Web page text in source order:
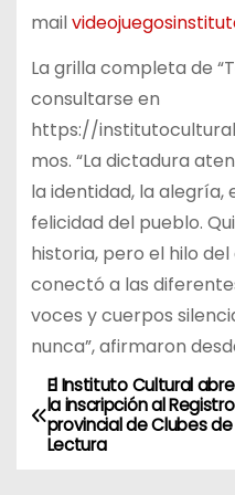
mail
La grilla completa de
consultarse en
https://
mos. “La dictadura
la identidad, la alegría,
felicidad del pueblo.
historia, pero el hilo
conectó a las
voces y cuerpos
nunca”, afirmaron
N
a
El Instituto Cultural abre
la inscripción al Registro
provincial de Clubes de
Lectura